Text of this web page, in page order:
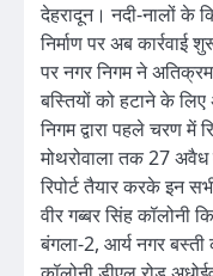
देहरादून। नदी-नालों के
निर्माण पर अब कार्रवाई
पर नगर निगम ने
बस्तियों को हटाने के
निगम द्वारा पहले चरण में
मोथरोवाला तक 27 अवैध
रिपोर्ट तैयार करके इन
वीर गब्बर सिंह कॉलोनी
बंगला-2, आर्य नगर बस्ती